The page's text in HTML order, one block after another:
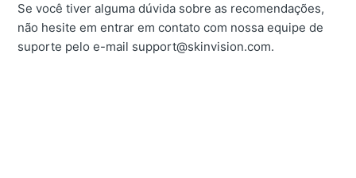
Se você tiver alguma dúvida sobre as recomendações,
não hesite em entrar em contato com nossa equipe de
suporte pelo e-mail support@skinvision.com.